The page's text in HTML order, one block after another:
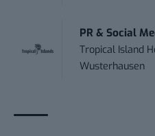
PR & Social
Tropical Island
Wusterhausen